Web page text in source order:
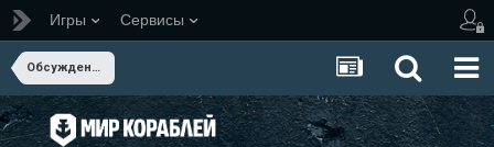
Игры Сервисы
Обсуждение Мира Кораблей